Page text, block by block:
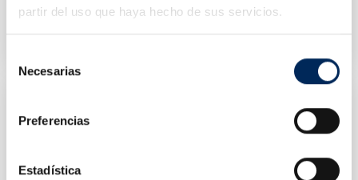
partir del uso que haya hecho de sus servicios.
Necesarias
Preferencias
Estadística
Equilibradora De Ruedas De Camion